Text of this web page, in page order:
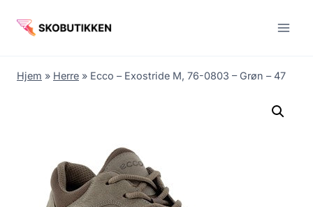
Hjem » Herre » Ecco – Exostride M, 76-0803 – Grøn – 47